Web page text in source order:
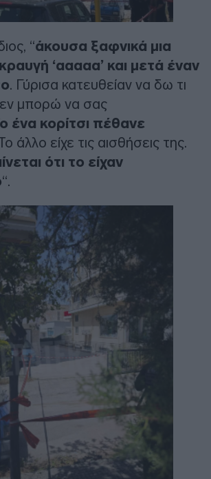
“άκουσα ξαφνικά μια
‘ααααα’ και μετά έναν
. Γύρισα κατευθείαν να δω τι
μπορώ να σας
ένα κορίτσι πέθανε
άλλο είχε τις αισθήσεις της.
ότι το είχαν
“.